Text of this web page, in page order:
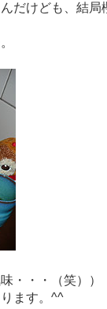
だけども、結局
・・・（笑））
ます。^^